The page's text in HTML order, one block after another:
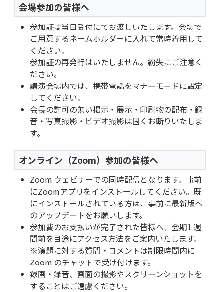
会場参加の皆様へ
参加証は当日受付にてお渡しいたします。会場で
ご用意するネームホルダーに入れて常時着用して
ください。
参加証の再発行はいたしません。紛失にご注意く
ださい。
講演会場内では、携帯電話をマナーモードに設定
してください。
会長の許可の無い掲示・展示・印刷物の配布・録
音・写真撮影・ビデオ撮影は固くお断りいたしま
す。
オンライン（Zoom）参加の皆様へ
Zoom ウェビナーでの同時配信となります。事前
にZoomアプリをインストールしてください。既
にインストールされている方は、事前に最新版へ
のアップデートをお願いします。
参加費のお支払いが完了された皆様へ、会期1 週
間前を目途にアクセス方法をご案内いたします。
※演題に対する質問・コメントは制限時間内に
Zoom のチャットで受け付けます。
録画・録音、画面の撮影やスクリーンショットを
することはご遠慮ください。